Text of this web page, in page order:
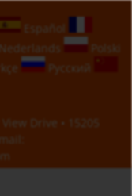
Español
Polski
Русский
Drive • 15205